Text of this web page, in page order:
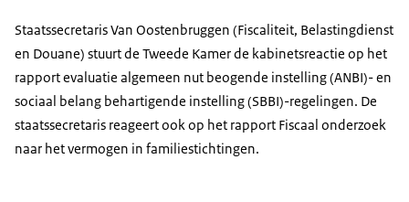
Staatssecretaris Van Oostenbruggen (Fiscaliteit, Belastingdienst
en Douane) stuurt de Tweede Kamer de kabinetsreactie op het
rapport evaluatie algemeen nut beogende instelling (ANBI)- en
sociaal belang behartigende instelling (SBBI)-regelingen. De
staatssecretaris reageert ook op het rapport Fiscaal onderzoek
naar het vermogen in familiestichtingen.